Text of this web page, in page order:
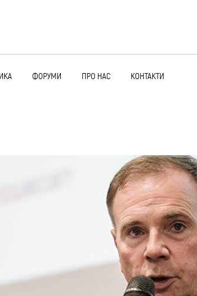
ФОРУМИ ПРО НАС КОНТАКТИ